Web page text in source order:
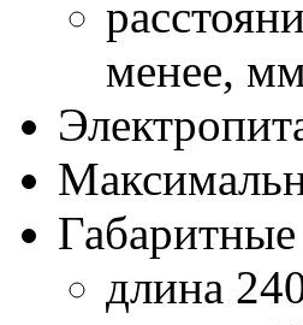
менее,
длина